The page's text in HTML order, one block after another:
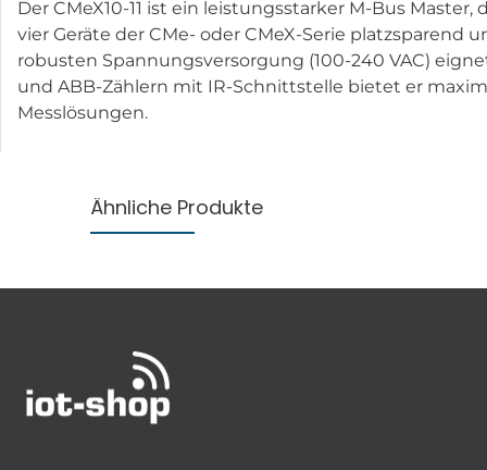
Der CMeX10-11 ist ein leistungsstarker M-Bus
vier Geräte der CMe- oder CMeX-Serie
robusten Spannungsversorgung (100-240 VAC)
und ABB-Zählern mit IR-Schnittstelle bietet er
Messlösungen.
Ähnliche Produkte